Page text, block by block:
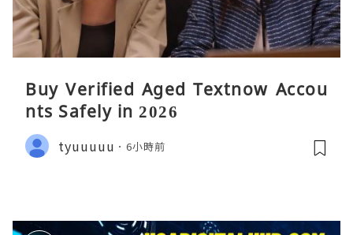
Buy Verified Aged Textnow Accou
nts Safely in 2026
tyuuuuu 6小時前